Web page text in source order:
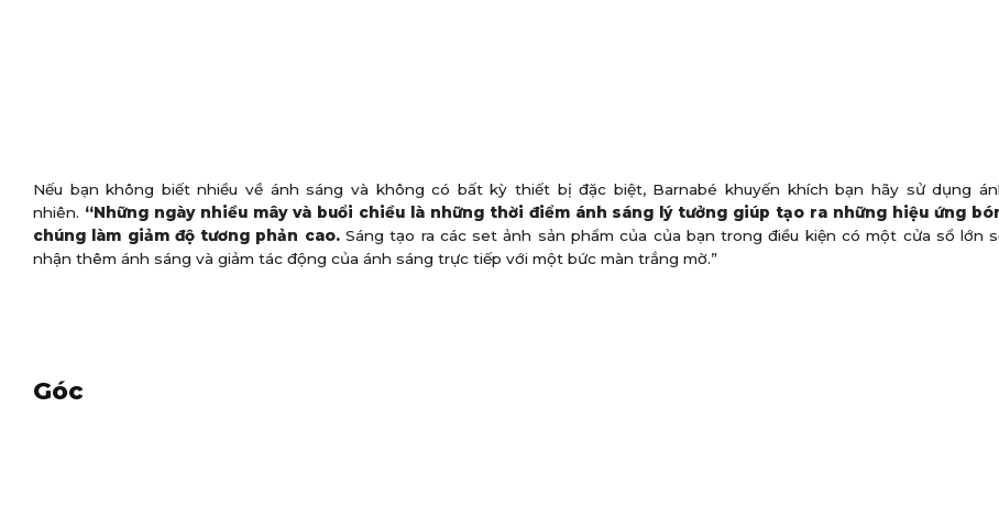
Nếu bạn không biết nhiều về ánh sáng và không có bất kỳ thiết bị đặc biệt, Barnabé khuyến khích bạn hãy sử dụng
nhiên. “Những ngày nhiều mây và buổi chiều là những thời điểm ánh sáng lý tưởng giúp tạo ra những hiệu ứng
chúng làm giảm độ tương phản cao.Sáng tạo ra các set ảnh sản phẩm của của bạn trong điều kiện có một cửa sổ lớn
nhận thêm ánh sáng và giảm tác động của ánh sáng trực tiếp với một bức màn trắng mờ.”
Góc